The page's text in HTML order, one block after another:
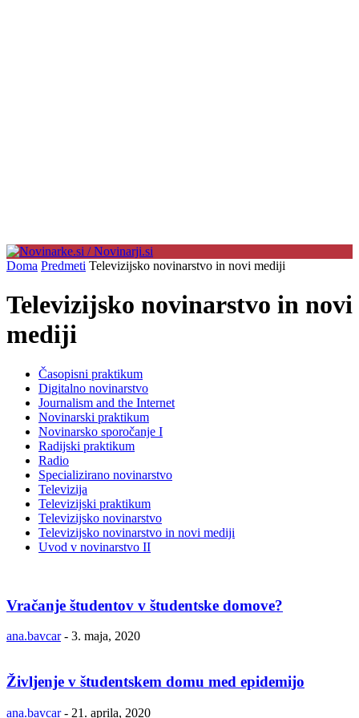
Doma Predmeti Televizijsko novinarstvo in novi mediji
Televizijsko novinarstvo in novi
mediji
Časopisni praktikum
Digitalno novinarstvo
Journalism and the Internet
Novinarski praktikum
Novinarsko sporočanje I
Radijski praktikum
Radio
Specializirano novinarstvo
Televizija
Televizijski praktikum
Televizijsko novinarstvo
Televizijsko novinarstvo in novi mediji
Uvod v novinarstvo II
Vračanje študentov v študentske domove?
ana.bavcar - 3. maja, 2020
Življenje v študentskem domu med epidemijo
ana.bavcar - 21. aprila, 2020